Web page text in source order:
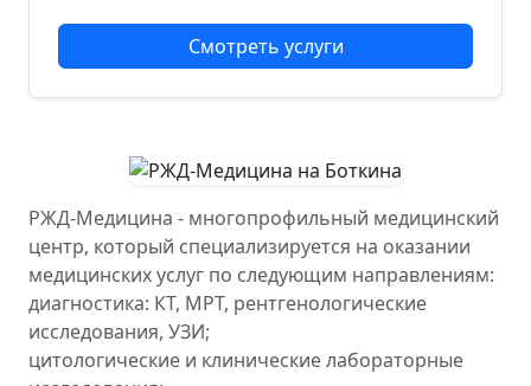
Смотреть услуги
РЖД-Медицина - многопрофильный медицинский
центр, который специализируется на оказании
медицинских услуг по следующим направлениям:
диагностика: КТ, МРТ, рентгенологические
исследования, УЗИ;
цитологические и клинические лабораторные